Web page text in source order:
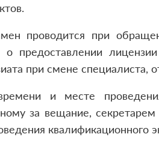
проводится при
предоставлении
при смене специалиста,
и месте
за вещание,
квалификационного